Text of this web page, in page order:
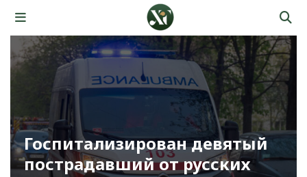
Госпитализирован девятый
пострадавший от русских